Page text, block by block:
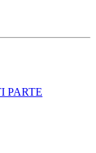
PARTE